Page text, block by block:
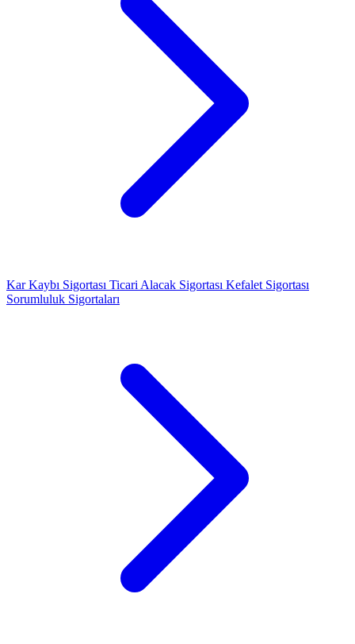
Kar Kaybı Sigortası Ticari Alacak Sigortası Kefalet Sigortası
Sorumluluk Sigortaları